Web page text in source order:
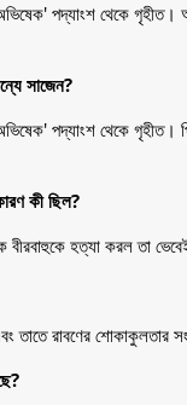
পদ্যাংশ থেকে গৃহীত।
সাজেন?
পদ্যাংশ থেকে গৃহীত।
কী ছিল?
হত্যা করল তা
তাতে রাবণের শোকাকুলতার